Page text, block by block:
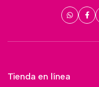
Tienda en línea